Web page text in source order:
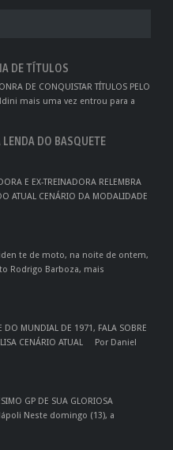
DE TÍTULOS
DE CONQUISTAR TÍTULOS PELO
mais uma vez entrou para a
DO BASQUETE
E EX-TREINADORA RELEMBRA
ATUAL CENÁRIO DA MODALIDADE
te de moto, na noite de ontem,
Rodrigo Barboza, mais
DO MUNDIAL DE 1971, FALA SOBRE
CENÁRIO ATUAL Por Daniel
GP DE SUA GLORIOSA
Neste domingo (13), a